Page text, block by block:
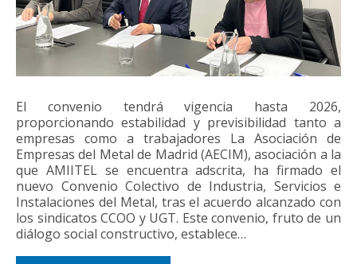
El convenio tendrá vigencia hasta 2026,
proporcionando estabilidad y previsibilidad tanto a
empresas como a trabajadores La Asociación de
Empresas del Metal de Madrid (AECIM), asociación a la
que AMIITEL se encuentra adscrita, ha firmado el
nuevo Convenio Colectivo de Industria, Servicios e
Instalaciones del Metal, tras el acuerdo alcanzado con
los sindicatos CCOO y UGT. Este convenio, fruto de un
diálogo social constructivo, establece…